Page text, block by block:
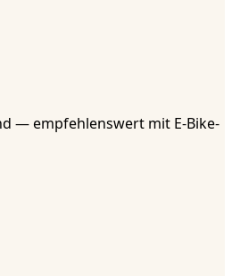
— empfehlenswert mit E-Bike-